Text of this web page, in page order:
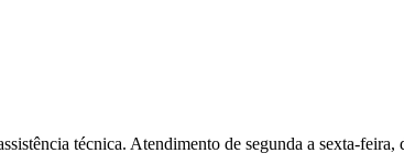
técnica. Atendimento de segunda a sexta-feira,